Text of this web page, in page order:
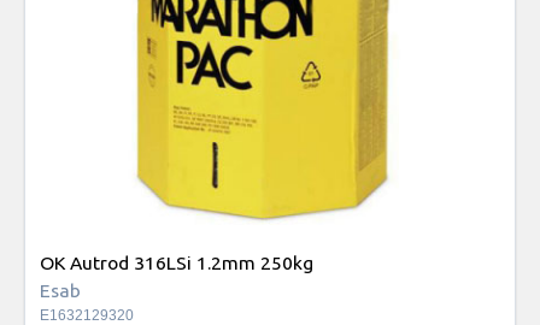
OK Autrod 316LSi 1.2mm 250kg
Esab
E1632129320